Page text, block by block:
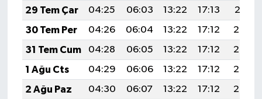
29 Tem Çar
04:25 06:03 13:22 17:13
20:31
30 Tem Per
04:26 06:04 13:22 17:12
20:30
31 Tem Cum
04:28 06:05 13:22 17:12
20:29
1 Ağu Cts
04:29 06:06 13:22 17:12
20:28
2 Ağu Paz
04:30 06:07 13:22 17:12
20:27